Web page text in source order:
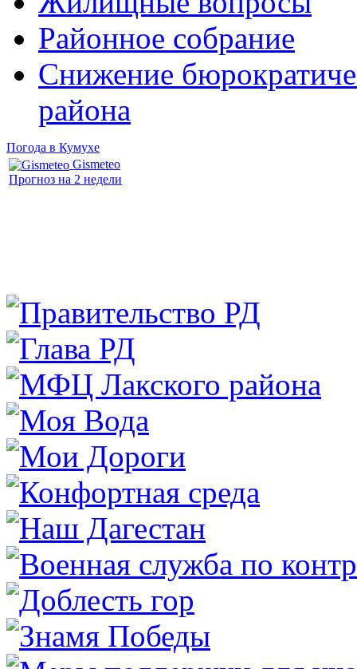
Районное собрание
Снижение
района
Погода в Кумухе
Gismeteo
Прогноз на 2 недели